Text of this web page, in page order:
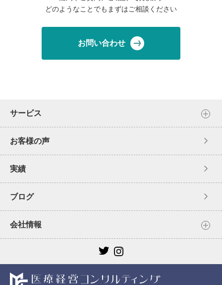
どのようなことでもまずはご相談ください
お問い合わせ
サービス
お客様の声
実績
ブログ
会社情報